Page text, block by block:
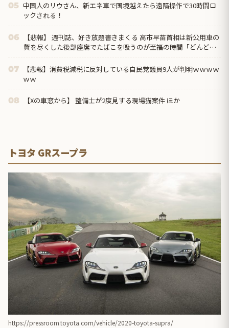
05 中国人のリウさん、新エネ車で国境越えたら遠隔操作で30時間ロ
ックされる！
06
【悲報】 週刊誌、好き放題書きまくる 高市早苗首相は新公用車の
贅を尽くした後部座席でたばこを吸うのが至福の時間「どんどん
07
【悲報】消費税減税に反対している自民党議員9人が判明ｗｗｗｗ
ｗｗ
08 【Xの車窓から】 整備士が2度見する現場猫案件 ほか
トヨタ GRスープラ
https://pressroom.toyota.com/vehicle/2020-toyota-supra/